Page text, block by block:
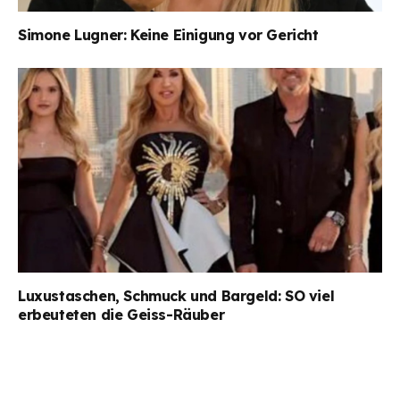
Simone Lugner: Keine Einigung vor Gericht
Luxustaschen, Schmuck und Bargeld: SO viel
erbeuteten die Geiss-Räuber